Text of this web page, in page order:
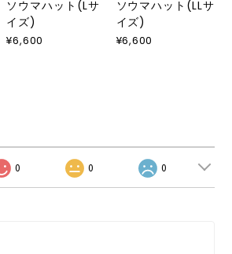
ソウマハット(Lサ
イズ)
¥6,600
ソウマハット(LLサ
イズ)
¥6,600
0 0 0